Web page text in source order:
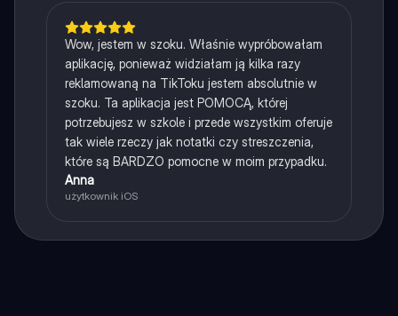
Wow, jestem w szoku. Właśnie wypróbowałam
aplikację, ponieważ widziałam ją kilka razy
reklamowaną na TikToku jestem absolutnie w
szoku. Ta aplikacja jest POMOCĄ, której
potrzebujesz w szkole i przede wszystkim oferuje
tak wiele rzeczy jak notatki czy streszczenia,
które są BARDZO pomocne w moim przypadku.
Anna
użytkownik iOS